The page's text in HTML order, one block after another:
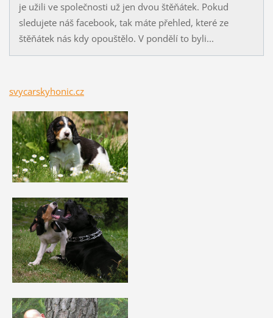
je užili ve společnosti už jen dvou štěňátek. Pokud
sledujete náš facebook, tak máte přehled, které ze
štěňátek nás kdy opouštělo. V pondělí to byli...
svycarskyhonic.cz